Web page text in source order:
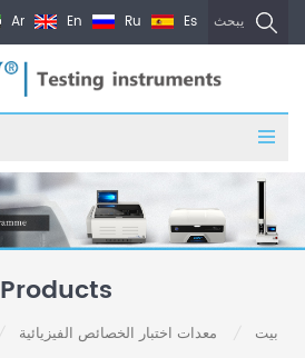
يبحث Ar En Ru Es
Products
بيت معدات اختبار الخصائص الفيزيائية